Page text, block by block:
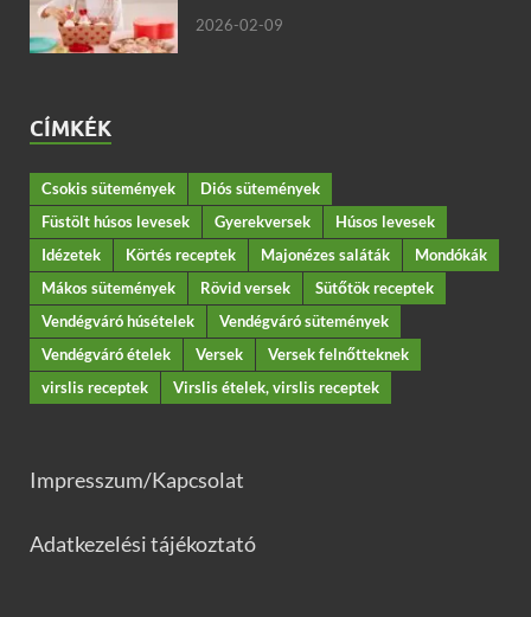
2026-02-09
CÍMKÉK
Csokis sütemények
Diós sütemények
Füstölt húsos levesek
Gyerekversek
Húsos levesek
Idézetek
Körtés receptek Majonézes saláták
Mondókák
Mákos sütemények
Rövid versek
Sütőtök receptek
Vendégváró húsételek
Vendégváró sütemények
Vendégváró ételek
Versek
Versek felnőtteknek
virslis receptek
Virslis ételek, virslis receptek
Impresszum/Kapcsolat
Adatkezelési tájékoztató